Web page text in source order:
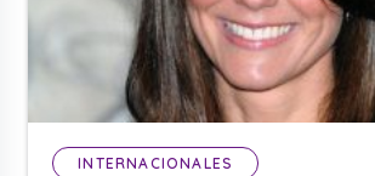
INTERNACIONALES